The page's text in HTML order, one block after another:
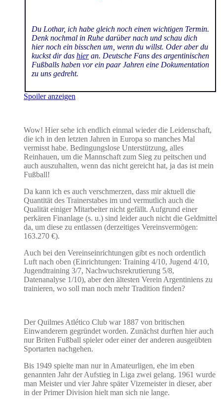
Du Lothar, ich habe gleich noch einen wichtigen Termin.
Denk nochmal in Ruhe darüber nach und schau dich
hier noch ein bisschen um, wenn du willst. Oder aber du
kuckst dir das hieran. Deutsche Fans des argentinischen
Fußballs haben vor ein paar Jahren eine Dokumentation
zu uns gedreht.
Spoiler anzeigen
Wow! Hier sehe ich endlich einmal wieder die Leidenschaft,
die ich in den letzten Jahren in Europa so manches Mal
vermisst habe. Bedingungslose Unterstützung, alles
Reinhauen, um die Mannschaft zum Sieg zu peitschen und
auch auszuhalten, wenn das nicht gereicht hat, ja das ist mein
Fußball!
Da kann ich es auch verschmerzen, dass mir aktuell die
Quantität des Trainerstabes im und vermutlich auch die
Qualität einiger Mitarbeiter nicht gefällt. Aufgrund einer
perkären Finanlage (s. u.) sind leider auch nicht die Geldmittel
da, um diese zu entlassen (derzeitiges Vereinsvermögen:
163.270 €).
Auch bei den Vereinseinrichtungen gibt es noch ordentlich
Luft nach oben (Einrichtungen: Training 4/10, Jugend 4/10,
Jugendtraining 3/7, Nachwuchsrekrutierung 5/8,
Datenanalyse 1/10), aber den ältesten Verein Argentiniens zu
trainieren, wo soll man noch mehr Tradition finden?
Der Quilmes Atlético Club war 1887 von britischen
Einwanderern gegründet worden. Zunächst durften hier auch
nur Briten Fußball spieler oder einer der anderen ausgeübten
Sportarten nachgehen.
Bis 1949 spielte man nur in Amateurligen, ehe im eben
genannten Jahr der Aufstieg in Liga zwei gelang. 1961 wurde
man Meister und vier Jahre später Vizemeister in dieser, aber
in der Primer Division hielt man sich nie lange.